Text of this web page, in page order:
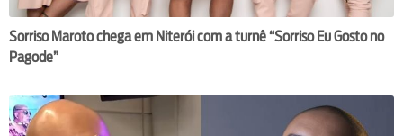
Sorriso Maroto chega em Niterói com a turnê “Sorriso Eu Gosto no
Pagode”